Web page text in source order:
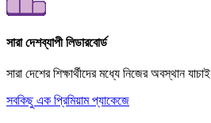
সারা দেশব্যাপী লিডারবোর্ড
সারা দেশের শিক্ষার্থীদের মধ্যে নিজের অবস্থান যাচাই
সবকিছু এক প্রিমিয়াম প্যাকেজে